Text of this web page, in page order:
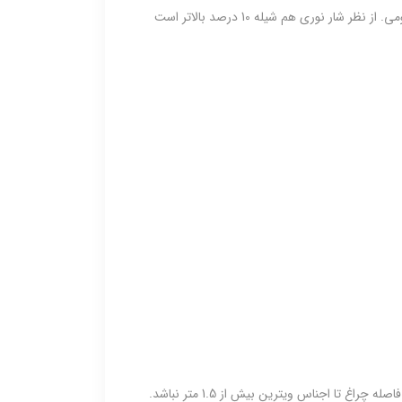
هم شیله 10 درصد بالاتر است
با توجه به فکی بودن چراغ و قابلیت تنظیم زاویه پرتاب نور، به نظر گزینه مناسبی است. فقط در نظر داشته باشید فاصله چراغ تا اجناس ویترین بیش از 1.5 متر نباشد.